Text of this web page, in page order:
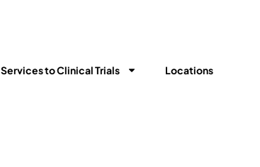
Services to Clinical Trials​ Locations